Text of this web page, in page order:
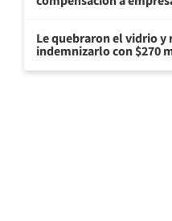
Le quebraron el vidrio y
indemnizarlo con $270